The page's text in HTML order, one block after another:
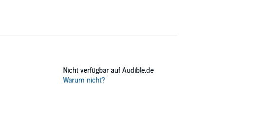
Nicht verfügbar auf Audible.de
Warum nicht?